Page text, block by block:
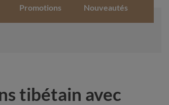
Promotions Nouveautés
tibétain avec